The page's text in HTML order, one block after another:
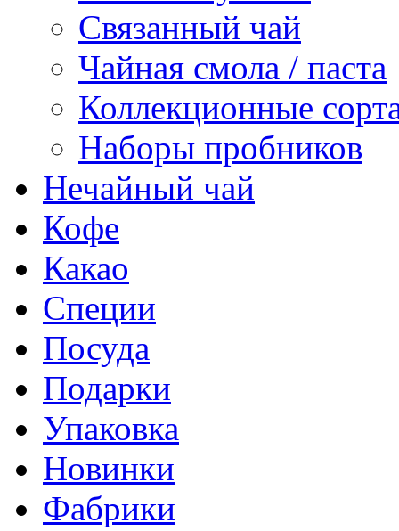
Связанный чай
Чайная смола / паста
Коллекционные
Наборы пробников
Нечайный чай
Кофе
Какао
Специи
Посуда
Подарки
Упаковка
Новинки
Фабрики